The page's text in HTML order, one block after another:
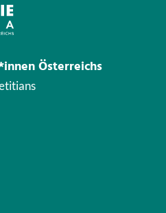
Österreichs